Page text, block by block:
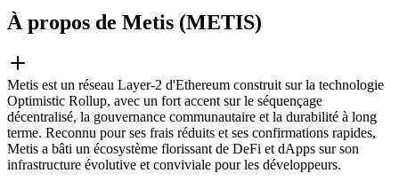
À propos de Metis (METIS)
Metis est un réseau Layer-2 d'Ethereum construit sur la technologie
Optimistic Rollup, avec un fort accent sur le séquençage
décentralisé, la gouvernance communautaire et la durabilité à long
terme. Reconnu pour ses frais réduits et ses confirmations rapides,
Metis a bâti un écosystème florissant de DeFi et dApps sur son
infrastructure évolutive et conviviale pour les développeurs.